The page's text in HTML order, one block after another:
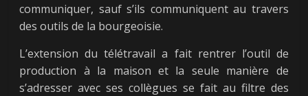
communiquer, sauf s’ils communiquent au travers
des outils de la bourgeoisie.
L’extension du télétravail a fait rentrer l’outil de
production à la maison et la seule manière de
s’adresser avec ses collègues se fait au filtre des